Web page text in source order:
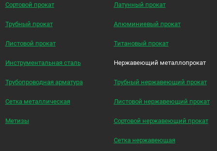
Сортовой прокат
Трубный прокат
Листовой прокат
Инструментальная сталь
Трубопроводная арматура
Сетка металлическая
Метизы
Латунный прокат
Алюминиевый прокат
Титановый прокат
Нержавеющий металлопрокат
Трубный нержавеющий прокат
Листовой нержавеющий прокат
Сортовой нержавеющий прокат
Сетка нержавеющая